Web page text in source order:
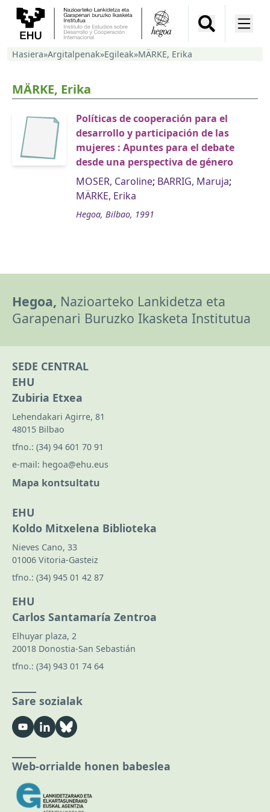
Hasiera»Argitalpenak»Egileak»MÄRKE, Erika
MÄRKE, Erika
Políticas de cooperación para el
desarrollo y participación de las
mujeres : Apuntes para el debate
desde una perspectiva de género
MOSER, Caroline; BARRIG, Maruja;
MÄRKE, Erika
Hegoa, Bilbao, 1991
Hegoa, Nazioarteko Lankidetza eta
Garapenari Buruzko Ikasketa Institutua
SEDE CENTRAL
EHU
Zubiria Etxea
Lehendakari Agirre, 81
48015 Bilbao
tfno.: (34) 94 601 70 91
e-mail: hegoa@ehu.eus
Mapa kontsultatu
EHU
Koldo Mitxelena Biblioteka
Nieves Cano, 33
01006 Vitoria-Gasteiz
tfno.: (34) 945 01 42 87
EHU
Carlos Santamaría Zentroa
Elhuyar plaza, 2
20018 Donostia-San Sebastián
tfno.: (34) 943 01 74 64
Sare sozialak
Web-orrialde honen babeslea